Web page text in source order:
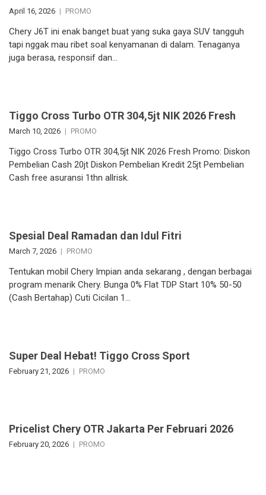
April 16, 2026 PROMO
Chery J6T ini enak banget buat yang suka gaya SUV tangguh
tapi nggak mau ribet soal kenyamanan di dalam. Tenaganya
juga berasa, responsif dan…
Tiggo Cross Turbo OTR 304,5jt NIK 2026 Fresh
March 10, 2026 PROMO
Tiggo Cross Turbo OTR 304,5jt NIK 2026 Fresh Promo: Diskon
Pembelian Cash 20jt Diskon Pembelian Kredit 25jt Pembelian
Cash free asuransi 1thn allrisk.
Spesial Deal Ramadan dan Idul Fitri
March 7, 2026 PROMO
Tentukan mobil Chery Impian anda sekarang , dengan berbagai
program menarik Chery. Bunga 0% Flat TDP Start 10% 50-50
(Cash Bertahap) Cuti Cicilan 1…
Super Deal Hebat! Tiggo Cross Sport
February 21, 2026 PROMO
Pricelist Chery OTR Jakarta Per Februari 2026
February 20, 2026 PROMO